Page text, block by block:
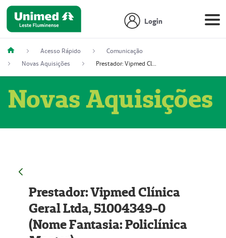
Login
Acesso Rápido
Comunicação
Novas Aquisições
Prestador: Vipmed Clínica Geral Ltda, 51004349-0 (Nome Fantasia: Policlínica Master)
Novas Aquisições
Prestador: Vipmed Clínica
Geral Ltda, 51004349-0
(Nome Fantasia: Policlínica